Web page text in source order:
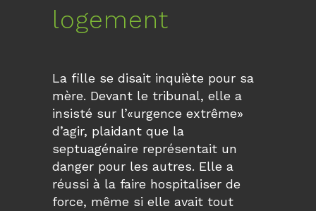
logement
La fille se disait inquiète pour sa
mère. Devant le tribunal, elle a
insisté sur l’«urgence extrême»
d’agir, plaidant que la
septuagénaire représentait un
danger pour les autres. Elle a
réussi à la faire hospitaliser de
force, même si elle avait tout